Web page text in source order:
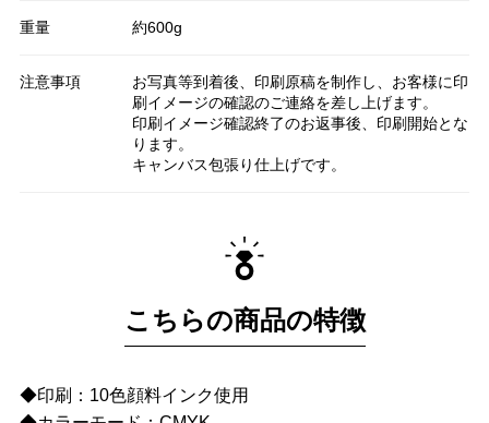
重量 約600g
注意事項
お写真等到着後、印刷原稿を制作し、お客様に印
刷イメージの確認のご連絡を差し上げます。
印刷イメージ確認終了のお返事後、印刷開始とな
ります。
キャンバス包張り仕上げです。
こちらの商品の特徴
◆印刷：10色顔料インク使用